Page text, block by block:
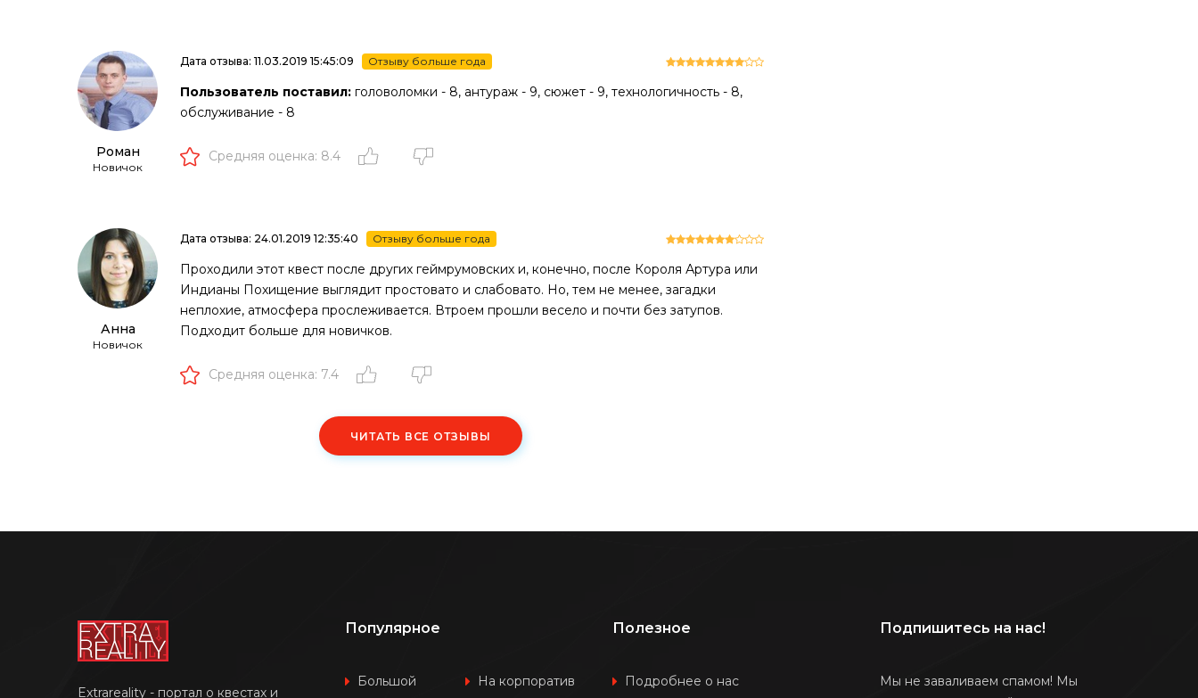
Роман
Новичок
Дата отзыва: 11.03.2019 15:45:09 Отзыву больше года
Пользователь поставил: головоломки - 8, антураж - 9, сюжет - 9, технологичность - 8,
обслуживание - 8
Средняя оценка: 8.4
Анна
Новичок
Дата отзыва: 24.01.2019 12:35:40 Отзыву больше года
Проходили этот квест после других геймрумовских и, конечно, после Короля Артура или
Индианы Похищение выглядит простовато и слабовато. Но, тем не менее, загадки
неплохие, атмосфера прослеживается. Втроем прошли весело и почти без затупов.
Подходит больше для новичков.
Средняя оценка: 7.4
ЧИТАТЬ ВСЕ ОТЗЫВЫ
Extrareality - портал о квестах и
Популярное
Большой
На корпоратив
Полезное
Подробнее о нас
Подпишитесь на нас!
Мы не заваливаем спамом! Мы